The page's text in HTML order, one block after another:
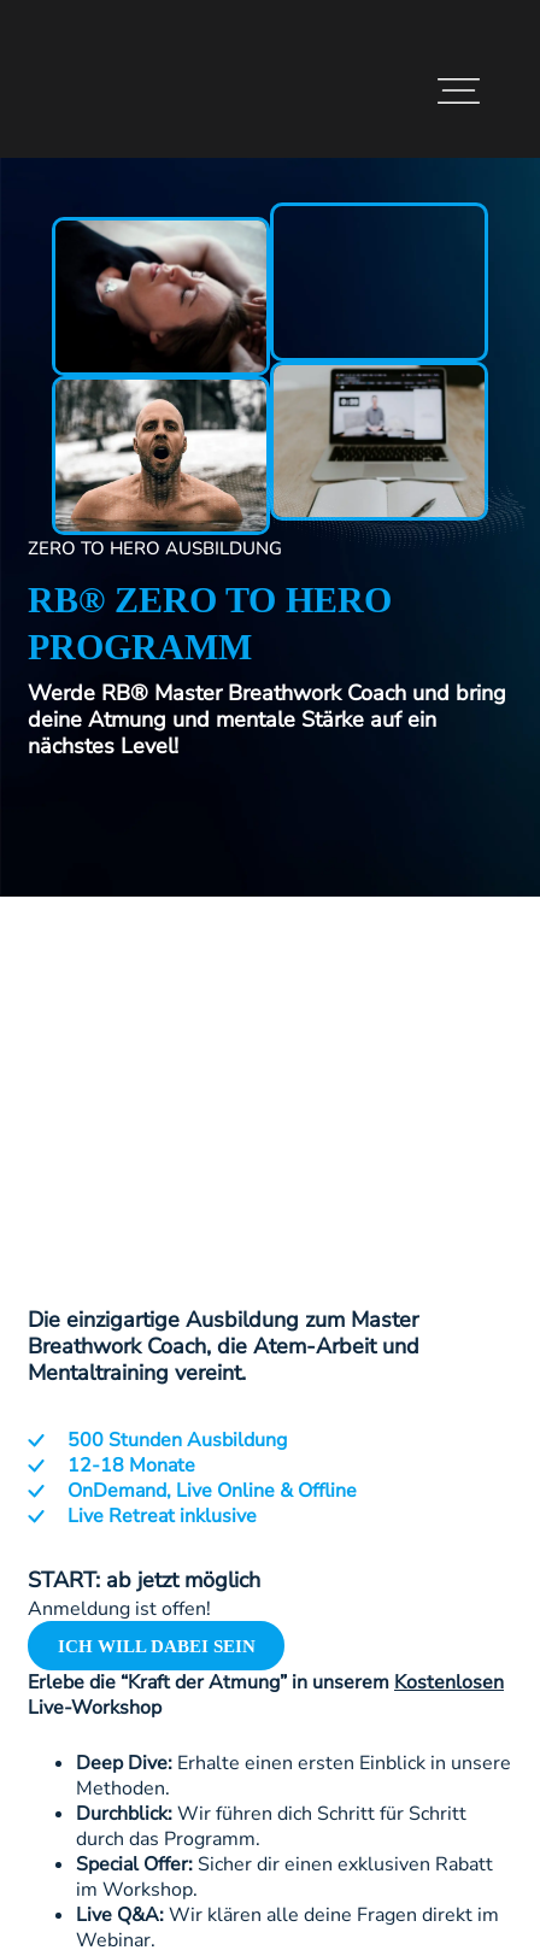
ZERO TO HERO AUSBILDUNG
RB® ZERO TO HERO
PROGRAMM
Werde RB® Master Breathwork Coach und bring
deine Atmung und mentale Stärke auf ein
nächstes Level!
Die einzigartige Ausbildung zum Master
Breathwork Coach, die Atem-Arbeit und
Mentaltraining vereint.
500 Stunden Ausbildung
12-18 Monate
OnDemand, Live Online & Offline
Live Retreat inklusive
START: ab jetzt möglich
Anmeldung ist offen!
ICH WILL DABEI SEIN
Erlebe die “Kraft der Atmung” in unserem Kostenlosen
Live-Workshop
Deep Dive: Erhalte einen ersten Einblick in unsere
Methoden.
Durchblick:Wir führen dich Schritt für Schritt
durch das Programm.
Special Offer: Sicher dir einen exklusiven Rabatt
im Workshop.
Live Q&A:Wir klären alle deine Fragen direkt im
Webinar.